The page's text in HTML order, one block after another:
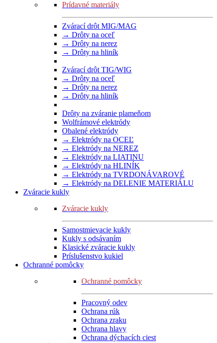
Prídavné materiály
Zvárací drôt MIG/MAG
→ Drôty na oceľ
→ Drôty na nerez
→ Drôty na hliník
Zvárací drôt TIG/WIG
→ Drôty na oceľ
→ Drôty na nerez
→ Drôty na hliník
Drôty na zváranie plameňom
Wolfrámové elektródy
Obalené elektródy
→ Elektródy na OCEĽ
→ Elektródy na NEREZ
→ Elektródy na LIATINU
→ Elektródy na HLINÍK
→ Elektródy na TVRDONÁVAROVÉ
→ Elektródy na DELENIE MATERIÁLU
Zváracie kukly
Zváracie kukly
Samostmievacie kukly
Kukly s odsávaním
Klasické zváracie kukly
Príslušenstvo kukiel
Ochranné pomôcky
Ochranné pomôcky
Pracovný odev
Ochrana rúk
Ochrana zraku
Ochrana hlavy
Ochrana dýchacích ciest